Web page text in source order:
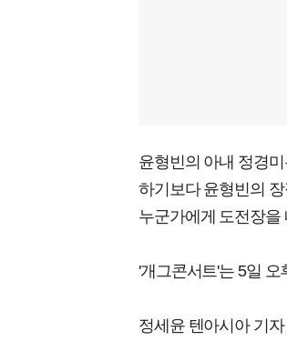
윤형빈의 아내 정경
하기보다 윤형빈의
누군가에게 도전장을
'개그콘서트'는 5일
정세윤 텐아시아 기자